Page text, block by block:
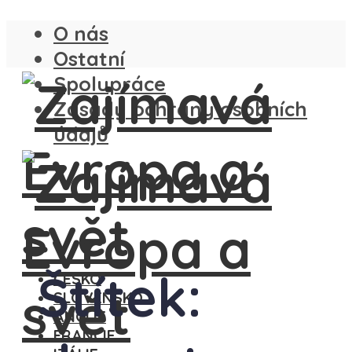
O nás
Ostatní
Spolupráce
Zásady ochrany osobních
údajů
ČESKO
SLOVENSKO
ANGLIE
FRANCIE
Štítek: